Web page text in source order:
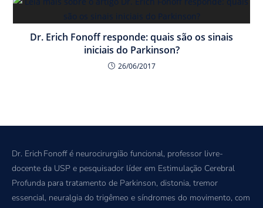
Dr. Erich Fonoff responde: quais são os sinais
iniciais do Parkinson?
26/06/2017
Dr. Erich Fonoff é neurocirurgião funcional, professor livre-
docente da USP e pesquisador líder em Estimulação Cerebral
Profunda para tratamento de Parkinson, distonia, tremor
essencial, neuralgia do trigêmeo e síndromes do movimento, com